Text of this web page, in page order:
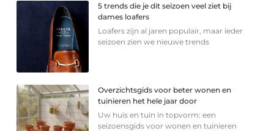
5 trends die je dit seizoen veel ziet bij
dames loafers
Loafers zijn al jaren populair, maar ieder
seizoen zien we nieuwe trends
Overzichtsgids voor beter wonen en
tuinieren het hele jaar door
Uw huis en tuin in topvorm: een
seizoensgids voor wonen en tuinieren